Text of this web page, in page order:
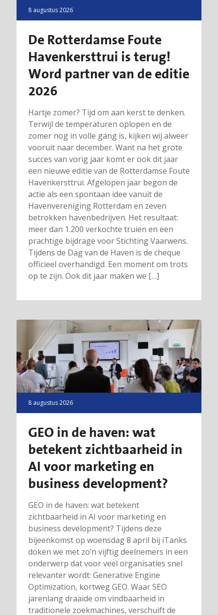
8 augustus 2026
De Rotterdamse Foute
Havenkersttrui is terug!
Word partner van de editie
2026
Hartje zomer? Tijd om aan kerst te denken.
Terwijl de temperaturen oplopen en de
zomer nog in volle gang is, kijken wij alweer
vooruit naar december. Want na het grote
succes van vorig jaar komt er ook dit jaar
een nieuwe editie van de Rotterdamse Foute
Havenkersttrui. Afgelopen jaar begon de
actie als een spontaan idee vanuit de
Havenvereniging Rotterdam en zeven
betrokken havenbedrijven. Het resultaat:
meer dan 1.200 verkochte truien en een
prachtige bijdrage voor Stichting Vaarwens.
Tijdens de Dag van de Haven is de cheque
officieel overhandigd. Een moment om trots
op te zijn. Ook dit jaar maken we […]
8 augustus 2026
GEO in de haven: wat
betekent zichtbaarheid in
AI voor marketing en
business development?
GEO in de haven: wat betekent
zichtbaarheid in AI voor marketing en
business development? Tijdens deze
bijeenkomst op woensdag 8 april bij iTanks
doken we met zo’n vijftig deelnemers in een
onderwerp dat voor veel organisaties snel
relevanter wordt: Generative Engine
Optimization, kortweg GEO. Waar SEO
jarenlang draaide om vindbaarheid in
traditionele zoekmachines, verschuift de